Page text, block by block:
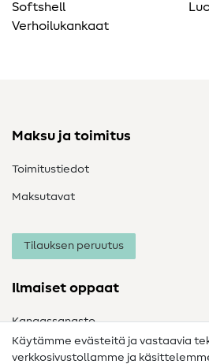
Softshell
Verhoilukankaat
Maksu ja toimitus
Toimitustiedot
Maksutavat
Tilauksen peruutus
Ilmaiset oppaat
Kangassanasto
Ompelusanasto
Käytämme evästeitä ja vastaavia
verkkosivustollamme ja